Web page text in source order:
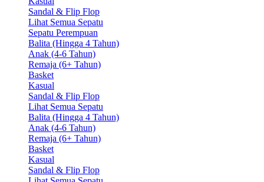
Sandal & Flip Flop
Lihat Semua Sepatu
Sepatu Perempuan
Balita (Hingga 4 Tahun)
Anak (4-6 Tahun)
Remaja (6+ Tahun)
Basket
Kasual
Sandal & Flip Flop
Lihat Semua Sepatu
Balita (Hingga 4 Tahun)
Anak (4-6 Tahun)
Remaja (6+ Tahun)
Basket
Kasual
Sandal & Flip Flop